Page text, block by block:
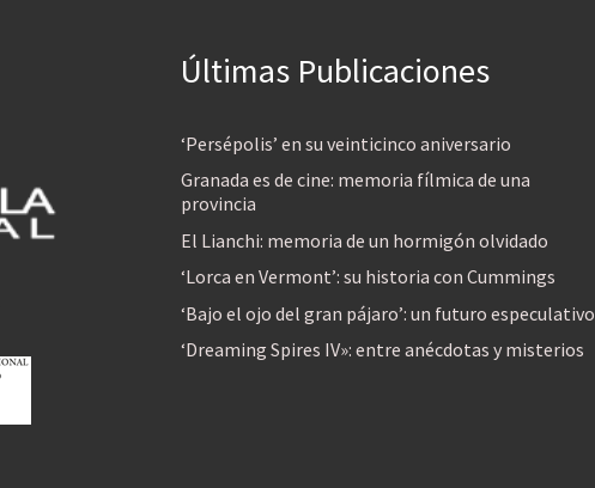
Últimas Publicaciones
‘Persépolis’ en su veinticinco aniversario
Granada es de cine: memoria fílmica de una
provincia
El Lianchi: memoria de un hormigón olvidado
‘Lorca en Vermont’: su historia con Cummings
‘Bajo el ojo del gran pájaro’: un futuro especulativo
‘Dreaming Spires IV»: entre anécdotas y misterios